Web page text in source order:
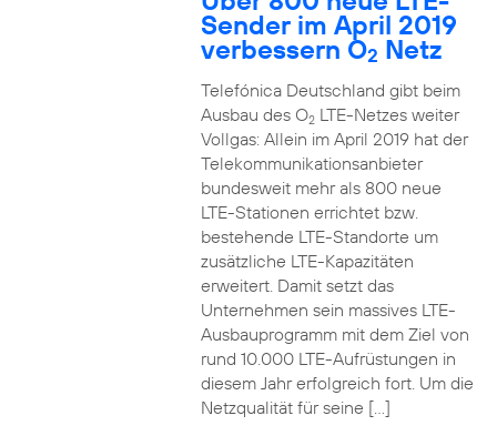
Sender im April 2019
verbessern O2 Netz
Telefónica Deutschland gibt beim
Ausbau des O2LTE-Netzes weiter
Vollgas: Allein im April 2019 hat der
Telekommunikationsanbieter
bundesweit mehr als 800 neue
LTE-Stationen errichtet bzw.
bestehende LTE-Standorte um
zusätzliche LTE-Kapazitäten
erweitert. Damit setzt das
Unternehmen sein massives LTE-
Ausbauprogramm mit dem Ziel von
rund 10.000 LTE-Aufrüstungen in
diesem Jahr erfolgreich fort. Um die
Netzqualität für seine […]